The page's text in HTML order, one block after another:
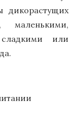
дикорастущих
маленькими,
или